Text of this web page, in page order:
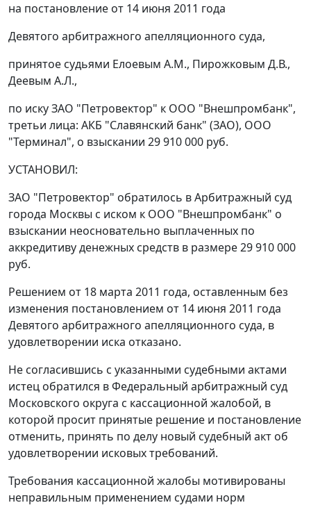
на постановление от 14 июня 2011 года
Девятого арбитражного апелляционного суда,
принятое судьями Елоевым А.М., Пирожковым Д.В.,
Деевым А.Л.,
по иску ЗАО "Петровектор" к ООО "Внешпромбанк",
третьи лица: АКБ "Славянский банк" (ЗАО), ООО
"Терминал", о взыскании 29 910 000 руб.
УСТАНОВИЛ:
ЗАО "Петровектор" обратилось в Арбитражный суд
города Москвы с иском к ООО "Внешпромбанк" о
взыскании неосновательно выплаченных по
аккредитиву денежных средств в размере 29 910 000
руб.
Решением от 18 марта 2011 года, оставленным без
изменения постановлением от 14 июня 2011 года
Девятого арбитражного апелляционного суда, в
удовлетворении иска отказано.
Не согласившись с указанными судебными актами
истец обратился в Федеральный арбитражный суд
Московского округа с кассационной жалобой, в
которой просит принятые решение и постановление
отменить, принять по делу новый судебный акт об
удовлетворении исковых требований.
Требования кассационной жалобы мотивированы
неправильным применением судами норм